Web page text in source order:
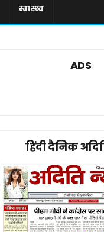
स्वास्थ्य
ADS
हिंदी दैनिक